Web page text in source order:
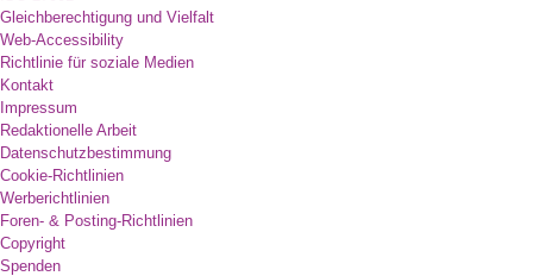
Gleichberechtigung und Vielfalt
Web-Accessibility
Richtlinie für soziale Medien
Kontakt
Impressum
Redaktionelle Arbeit
Datenschutzbestimmung
Cookie-Richtlinien
Werberichtlinien
Foren- & Posting-Richtlinien
Copyright
Spenden